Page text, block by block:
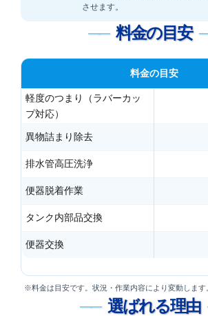
させます。
料金の目安
料金の目安
軽度のつまり（ラバーカッ
プ対応）
異物詰まり除去
排水管高圧洗浄
便器脱着作業
タンク内部品交換
便器交換
※料金は目安です。状況・作業内容により変動します
選ばれる理由